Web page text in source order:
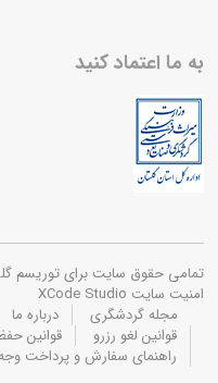
به ما اعتماد کنید
تمامی حقوق سایت برای توریسم
امنیت سایت XCode Studio
مجله گردشگری
درباره ما
قوانین لغو رزرو
قوانین
راهنمای سفارش و پرداخت